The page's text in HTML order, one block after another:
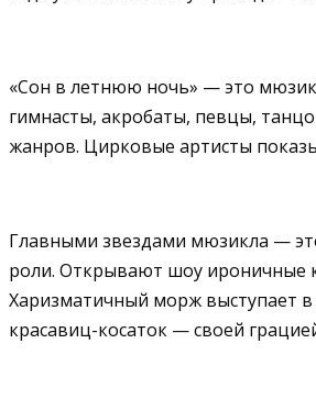
«Сон в летнюю ночь» — это
гимнасты, акробаты, певцы,
жанров. Цирковые артисты
Главными звездами мюзикла —
роли. Открывают шоу ироничные
Харизматичный морж выступает в
красавиц-косаток — своей